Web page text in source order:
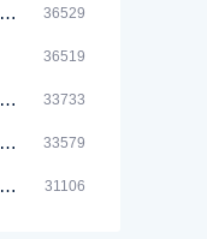
紫砂壶养出来什么样？紫砂壶包浆前后对比图鉴赏 36529
36519
机车壶和半手工壶的区别有哪些 33733
如何辨别龙血砂紫砂壶呢？记住一点 33579
紫砂机车壶能用吗？揭密机车壶的真实面目 31106